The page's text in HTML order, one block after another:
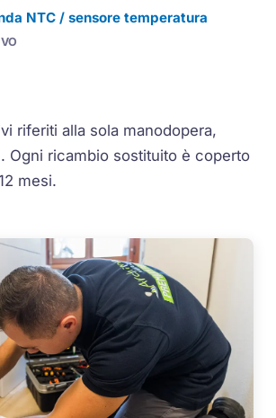
NTC / sensore temperatura
riferiti alla sola manodopera,
Ogni ricambio sostituito è coperto
mesi.